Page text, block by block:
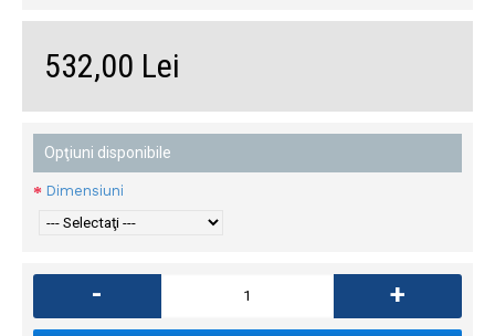
532,00 Lei
Opţiuni disponibile
Dimensiuni
- +